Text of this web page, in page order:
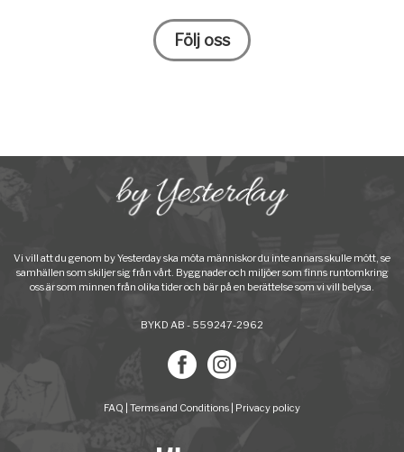
Följ oss
Vi vill att du genom by Yesterday ska möta människor du inte annars skulle mött, se
samhällen som skiljer sig från vårt. Byggnader och miljöer som finns runtomkring
oss är som minnen från olika tider och bär på en berättelse som vi vill belysa.
BYKD AB - 559247-2962
FAQ Terms and Conditions Privacy policy